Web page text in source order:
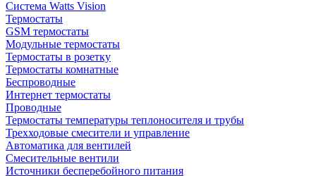
Система Watts Vision
Термостаты
GSM термостаты
Модульные термостаты
Термостаты в розетку
Термостаты комнатные
Беспроводные
Интернет термостаты
Проводные
Термостаты температуры теплоносителя и трубы
Трехходовые смесители и управление
Автоматика для вентилей
Смесительные вентили
Источники бесперебойного питания